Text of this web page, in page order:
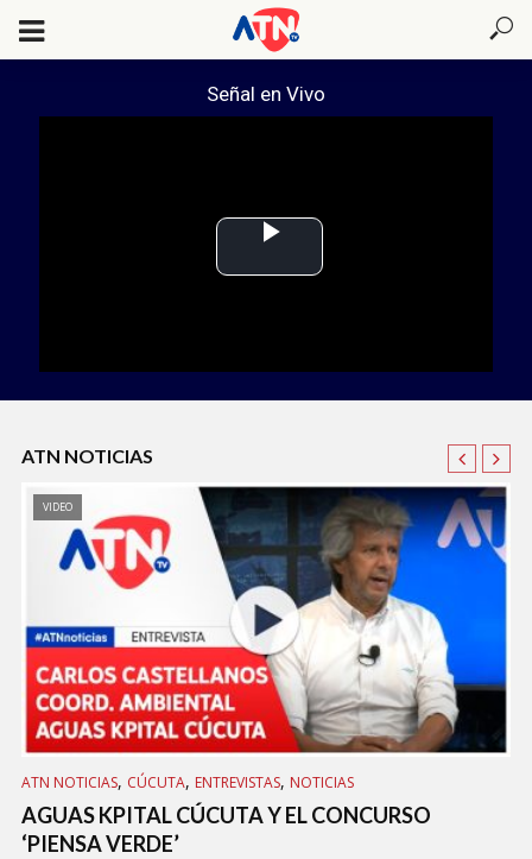
P
l
V
i
o
Señal en Vivo
ATN NOTICIAS
VIDEO
ATN NOTICIAS, CÚCUTA, ENTREVISTAS, NOTICIAS
AGUAS KPITAL CÚCUTA Y EL CONCURSO
‘PIENSA VERDE’